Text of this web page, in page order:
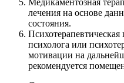
лечения на основе
состояния.
психолога или
мотивации на
рекомендуется